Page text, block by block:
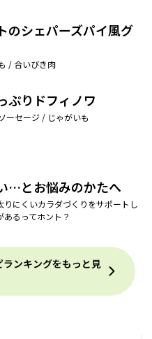
のシェパーズパイ風グ
/ 合いびき肉
ぷりドフィノワ
ーセージ / じゃがいも
…とお悩みのかたへ
りにくいカラダづくりをサポートし
るってホント？
ンキングをもっと見